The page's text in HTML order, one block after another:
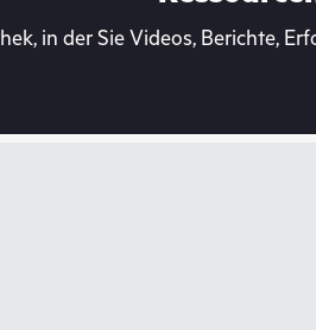
Ihr
in der Sie Videos, Berichte,